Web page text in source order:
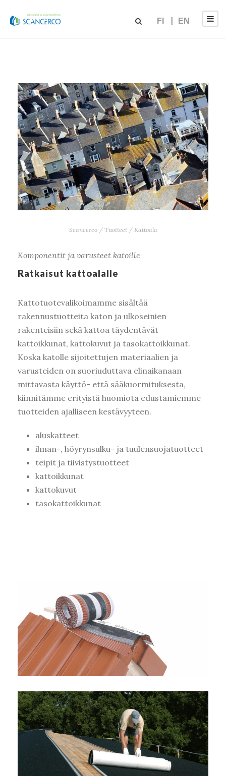
FI EN
Scancerco/ Tuotteet/ Kattoala
Komponentit ja varusteet katoille
Ratkaisut kattoalalle
Kattotuotevalikoimamme sisältää
rakennustuotteita katon ja ulkoseinien
rakenteisiin sekä kattoa täydentävät
kattoikkunat, kattokuvut ja tasokattoikkunat.
Koska katolle sijoitettujen materiaalien ja
varusteiden on suoriuduttava elinaikanaan
mittavasta käyttö- että sääkuormituksesta,
kiinnitämme erityistä huomiota edustamiemme
tuotteiden ajalliseen kestävyyteen.
aluskatteet
ilman-, höyrynsulku- ja tuulensuojatuotteet
teipit ja tiivistystuotteet
kattoikkunat
kattokuvut
tasokattoikkunat